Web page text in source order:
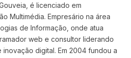
é licenciado em
Multimédia. Empresário na área
de Informação, onde atua
web e consultor liderando
digital. Em 2004 fundou a